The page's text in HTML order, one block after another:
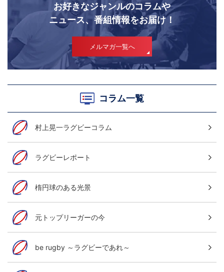
お好きなジャンルのコラムや
ニュース、番組情報をお届け！
メルマガ一覧へ
コラム一覧
村上晃一ラグビーコラム
ラグビーレポート
楕円球のある光景
元トップリーガーの今
be rugby ～ラグビーであれ～